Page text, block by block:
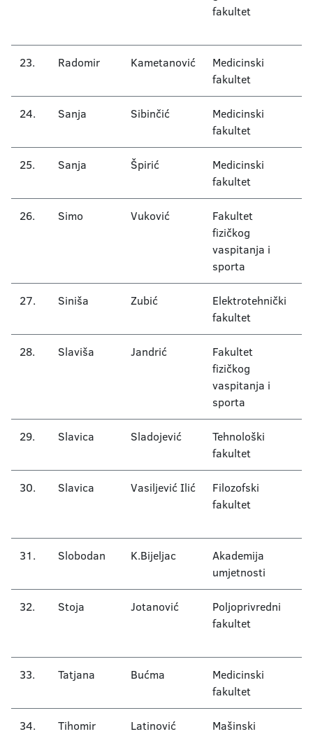
fakultet
23. Radomir Kametanović
Medicinski
fakultet
24. Sanja Sibinčić
Medicinski
fakultet
25. Sanja Špirić
Medicinski
fakultet
26. Simo Vuković
Fakultet
fizičkog
vaspitanja i
sporta
27. Siniša Zubić
Elektrotehnički
fakultet
28. Slaviša Jandrić
Fakultet
fizičkog
vaspitanja i
sporta
29. Slavica Sladojević
Tehnološki
fakultet
30. Slavica Vasiljević Ilić
Filozofski
fakultet
31. Slobodan K.Bijeljac
Akademija
umjetnosti
32. Stoja Jotanović
Poljoprivredni
fakultet
33. Tatjana Bućma
Medicinski
fakultet
34. Tihomir Latinović
Mašinski